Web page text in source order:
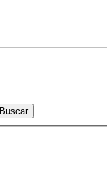
Buscar